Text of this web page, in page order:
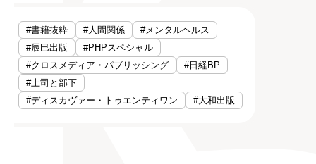
#書籍抜粋 #人間関係
#メンタルヘルス
#辰巳出版
#PHPスペシャル
#クロスメディア・パブリッシング
#日経BP
#上司と部下
#ディスカヴァー・トゥエンティワン
#大和出版